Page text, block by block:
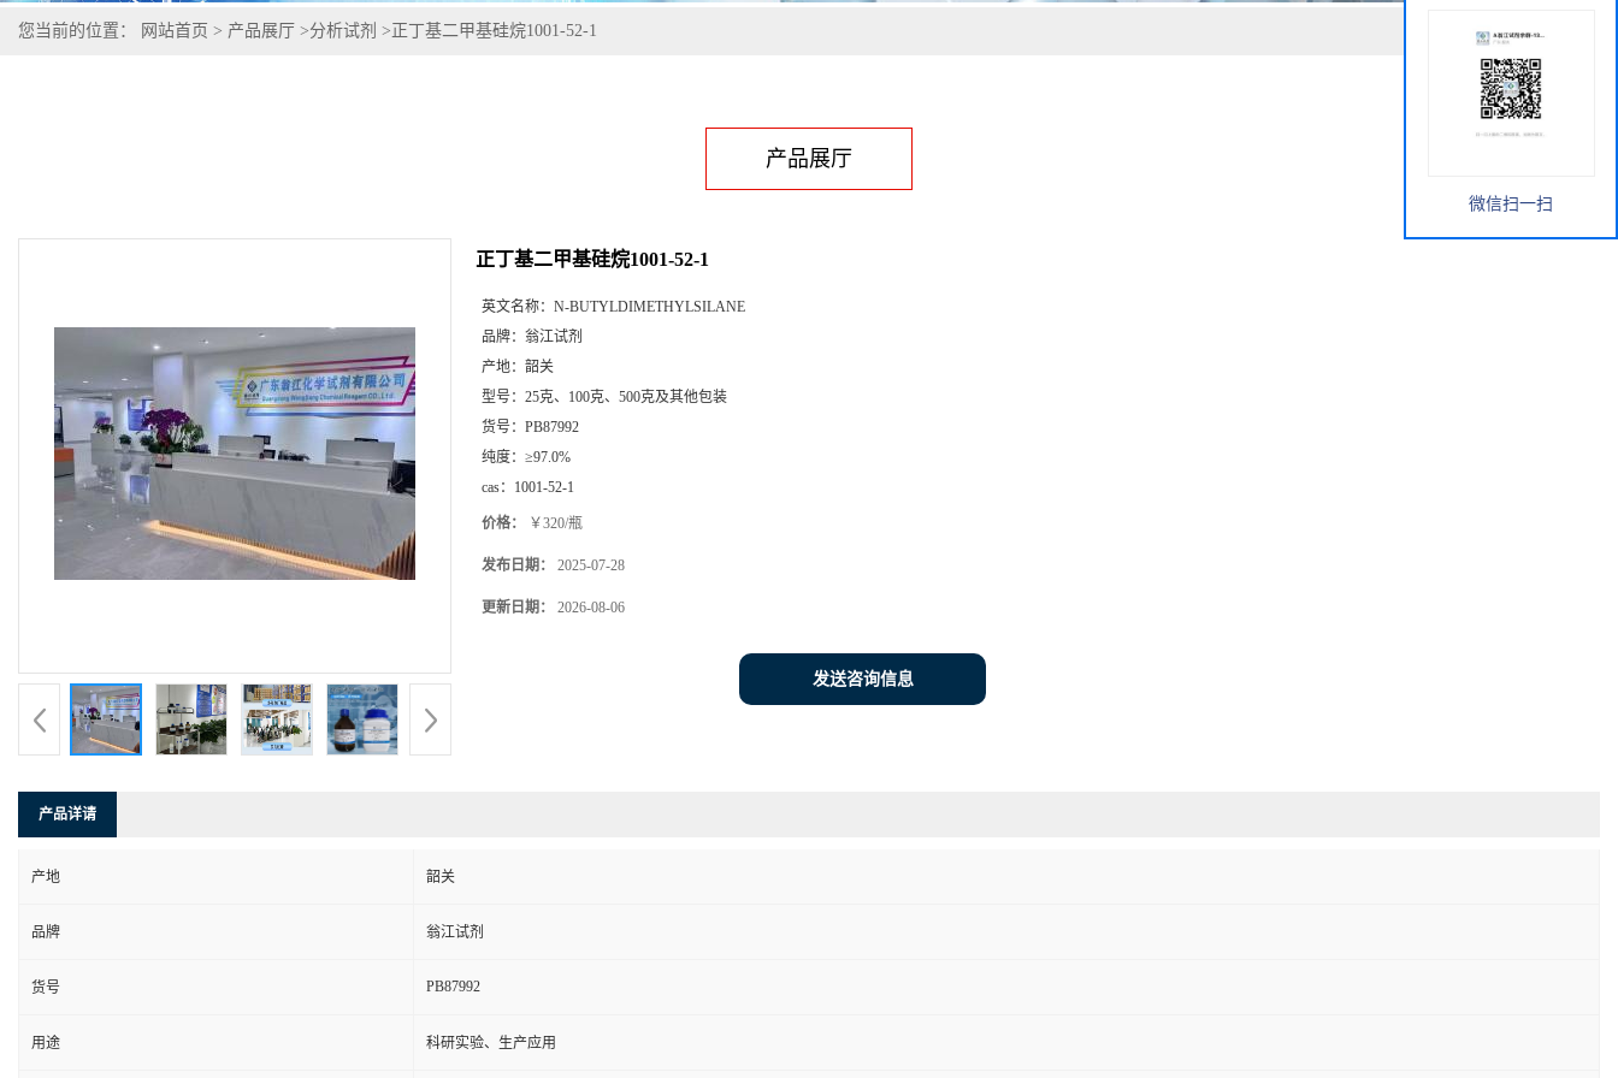
您当前的位置： 网站首页 > 产品展厅 >分析试剂 > 正丁基二甲基硅烷1001-52-1
产品展厅
正丁基二甲基硅烷1001-52-1
英文名称： N-BUTYLDIMETHYLSILANE
品牌： 翁江试剂
产地： 韶关
型号： 25克、100克、500克及其他包装
货号： PB87992
纯度： ≥97.0%
cas： 1001-52-1
价格： ￥320/瓶
发布日期： 2025-07-28
更新日期： 2026-08-06
发送咨询信息
产品详请
产地 韶关
品牌 翁江试剂
货号 PB87992
用途 科研实验、生产应用
微信扫一扫